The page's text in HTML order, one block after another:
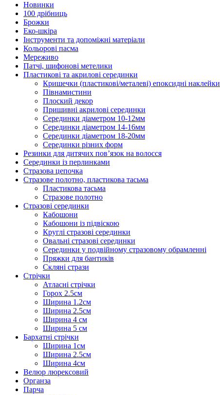
Новинки
100 дрібниць
Брожки
Еко-шкіра
Інструменти та допоміжні матеріали
Кольорові пасма
Мереживо
Патчі, шифонові метелики
Пластикові та акрилові серединки
Кришечки (пластикові/металеві) епоксидні наклейки
Півнамистини
Плоский декор
Пришивні акрилові серединки
Серединки діаметром 10-12мм
Серединки діаметром 14-16мм
Серединки діаметром 18-20мм
Серединки різних форм
Резинки для дитячих пов’язок на волосся
Серединки із перлинками
Стразова цепочка
Стразове полотно, пластикова тасьма
Пластикова тасьма
Стразове полотно
Стразові серединки
Кабошони
Кабошони із підвіскою
Круглі стразові серединки
Овальні стразові серединки
Серединки у подвійному стразовому обрамленні
Пряжки для бантиків
Скляні стрази
Стрічки
Атласні стрічки
Горох 2.5см
Ширина 1.2см
Ширина 2.5см
Ширина 4 см
Ширина 5 см
Бархатні стрічки
Ширина 1см
Ширина 2.5см
Ширина 4см
Велюр люрексовий
Органза
Парча